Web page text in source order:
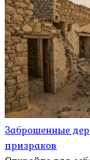
Заброшенные
призраков